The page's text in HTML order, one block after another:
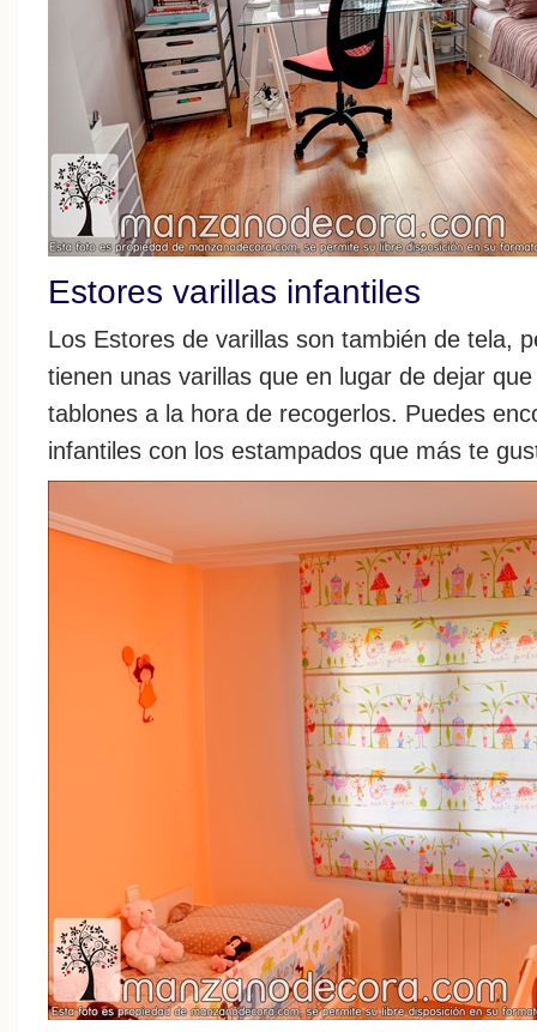
Estores varillas infantiles
Los Estores de varillas son también de tela,
tienen unas varillas que en lugar de dejar
tablones a la hora de recogerlos. Puedes
infantiles con los estampados que más te